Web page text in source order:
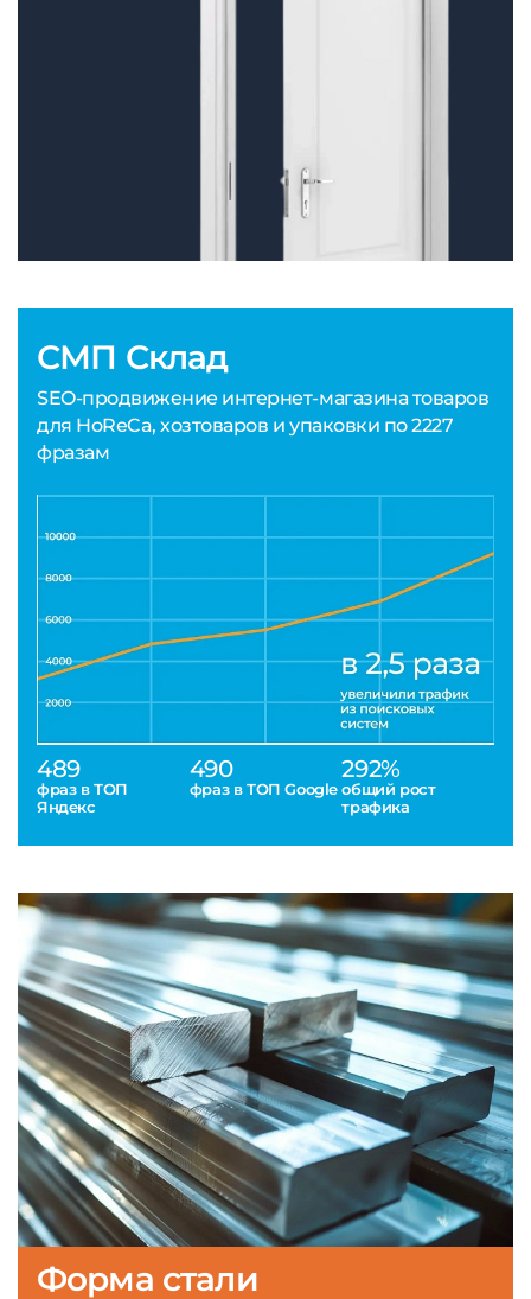
СМП Склад
SEO-продвижение интернет-магазина товаров
для HoReCa, хозтоваров и упаковки по 2227
фразам
489
фраз в ТОП
Яндекс
490
фраз в ТОП Google
292%
общий рост
трафика
Форма стали